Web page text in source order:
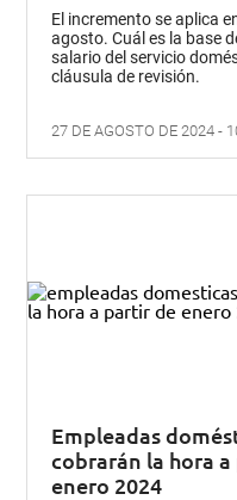
El incremento se aplica
agosto. Cuál es la base
salario del servicio
cláusula de revisión.
27 DE AGOSTO DE 2024 -
Empleadas
cobrarán la hora
enero 2024